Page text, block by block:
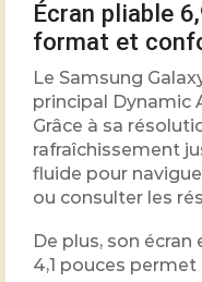
Écran pliable
format et
Le Samsung
principal Dynamic
Grâce à sa
rafraîchissement
fluide pour
ou consulter les
De plus, son écran
4,1 pouces